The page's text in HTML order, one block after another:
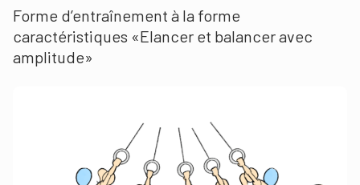
Forme d’entraînement à la forme
caractéristiques «Elancer et balancer avec
amplitude»